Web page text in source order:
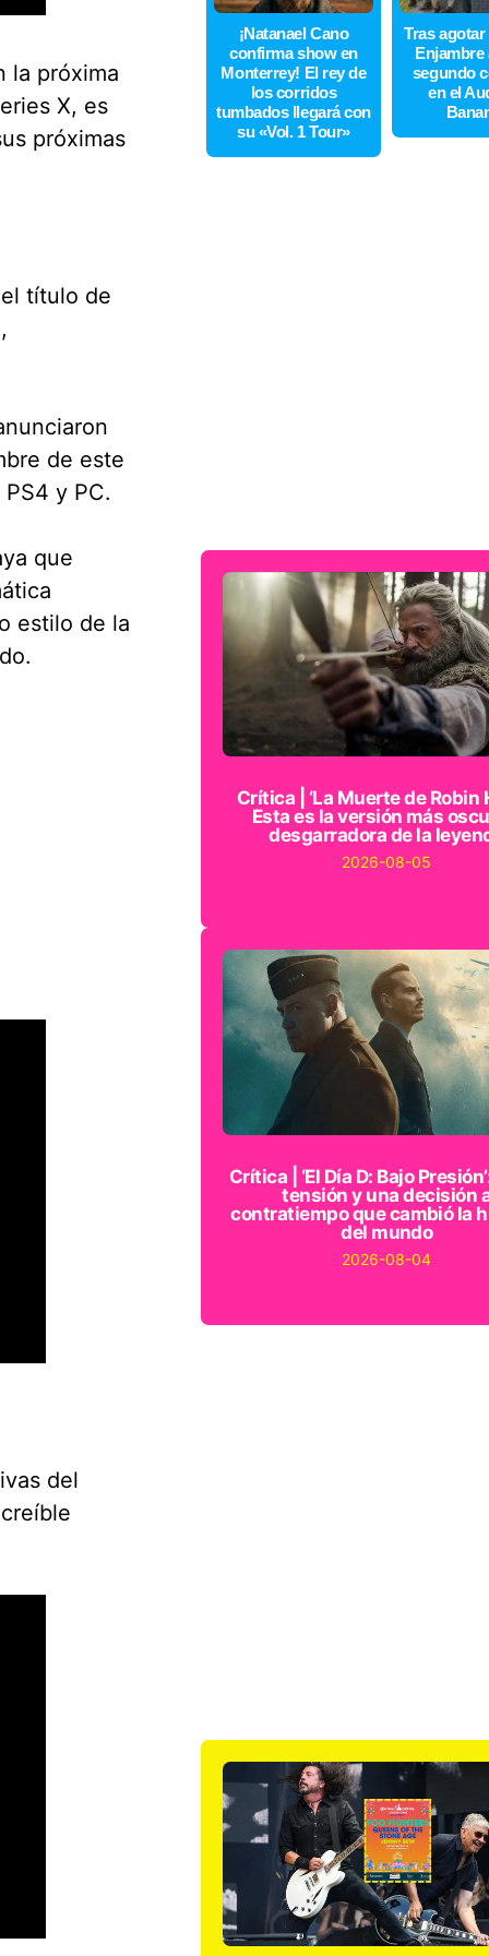
la próxima
X, es
próximas
título de
de este
y PC.
que
estilo de la
del
¡Natanael Cano
confirma show en
Monterrey! El rey de
los corridos
tumbados llegará con
su «Vol. 1 Tour»
Tras
Enjambre
segundo
en el
Crítica | ‘La Muerte de Robin
Esta es la versión más
desgarradora de la
2026-08-05
Crítica | ‘El Día D: Bajo
tensión y una decisión
contratiempo que cambió la
del mundo
2026-08-04